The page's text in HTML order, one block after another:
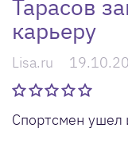
Тарасов
карьеру
Lisa.ru
Спортсмен ушел